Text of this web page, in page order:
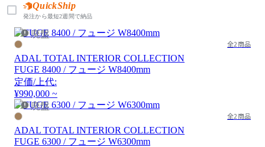
QuickShip
発注から最短2週間で納品
廃盤
全2商品
ADAL TOTAL INTERIOR COLLECTION
FUGE 8400 / フュージ W8400mm
定価/上代:
¥990,000 ~
廃盤
全2商品
ADAL TOTAL INTERIOR COLLECTION
FUGE 6300 / フュージ W6300mm